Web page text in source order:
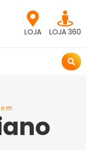
LOJA LOJA 360